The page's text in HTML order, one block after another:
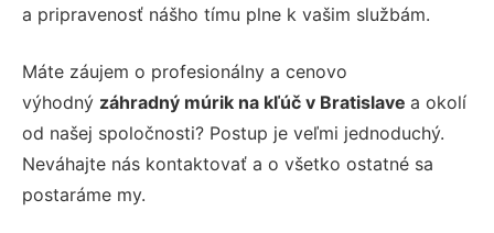
a pripravenosť nášho tímu plne k vašim službám.
Máte záujem o profesionálny a cenovo
výhodný záhradný múrik na kľúč v Bratislave a okolí
od našej spoločnosti? Postup je veľmi jednoduchý.
Neváhajte nás kontaktovať a o všetko ostatné sa
postaráme my.